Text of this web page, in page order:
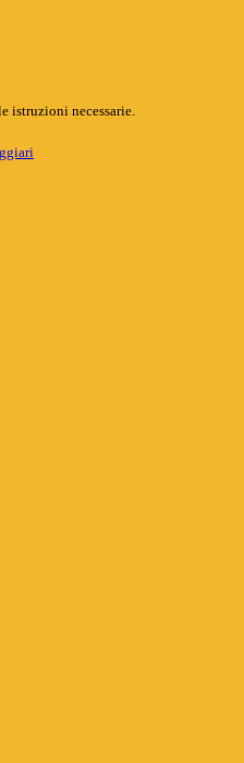
istruzioni necessarie.